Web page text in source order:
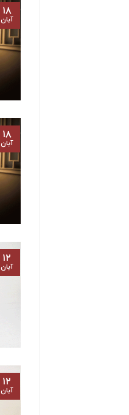
۱۸
آبان
۱۸
آبان
۱۲
آبان
۱۲
آبان